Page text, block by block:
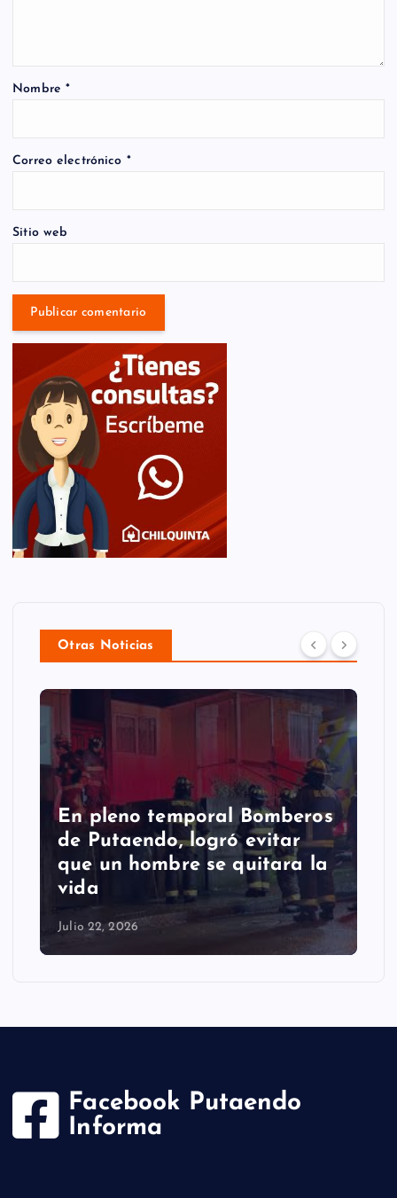
Nombre*
Correo electrónico *
Sitio web
Otras Noticias
En pleno temporal Bomberos
de Putaendo, logró evitar
que un hombre se quitara la
vida
Julio 22, 2026
Facebook Putaendo
Informa